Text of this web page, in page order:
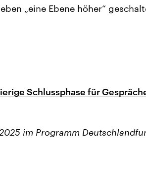
„eine Ebene höher“
Schlussphase für
im Programm